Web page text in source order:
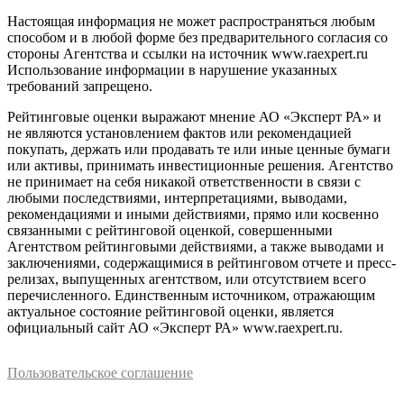
Настоящая информация не может распространяться любым
способом и в любой форме без предварительного согласия со
стороны Агентства и ссылки на источник www.raexpert.ru
Использование информации в нарушение указанных
требований запрещено.
Рейтинговые оценки выражают мнение АО «Эксперт РА» и
не являются установлением фактов или рекомендацией
покупать, держать или продавать те или иные ценные бумаги
или активы, принимать инвестиционные решения. Агентство
не принимает на себя никакой ответственности в связи с
любыми последствиями, интерпретациями, выводами,
рекомендациями и иными действиями, прямо или косвенно
связанными с рейтинговой оценкой, совершенными
Агентством рейтинговыми действиями, а также выводами и
заключениями, содержащимися в рейтинговом отчете и пресс-
релизах, выпущенных агентством, или отсутствием всего
перечисленного. Единственным источником, отражающим
актуальное состояние рейтинговой оценки, является
официальный сайт АО «Эксперт РА» www.raexpert.ru.
Пользовательское соглашение